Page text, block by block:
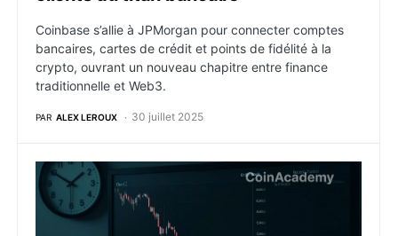
Coinbase s’allie à JPMorgan pour connecter comptes
bancaires, cartes de crédit et points de fidélité à la
crypto, ouvrant un nouveau chapitre entre finance
traditionnelle et Web3.
PAR ALEX LEROUX 30 juillet 2025
HYPE : Hyperliquid tombe en panne pendant 30